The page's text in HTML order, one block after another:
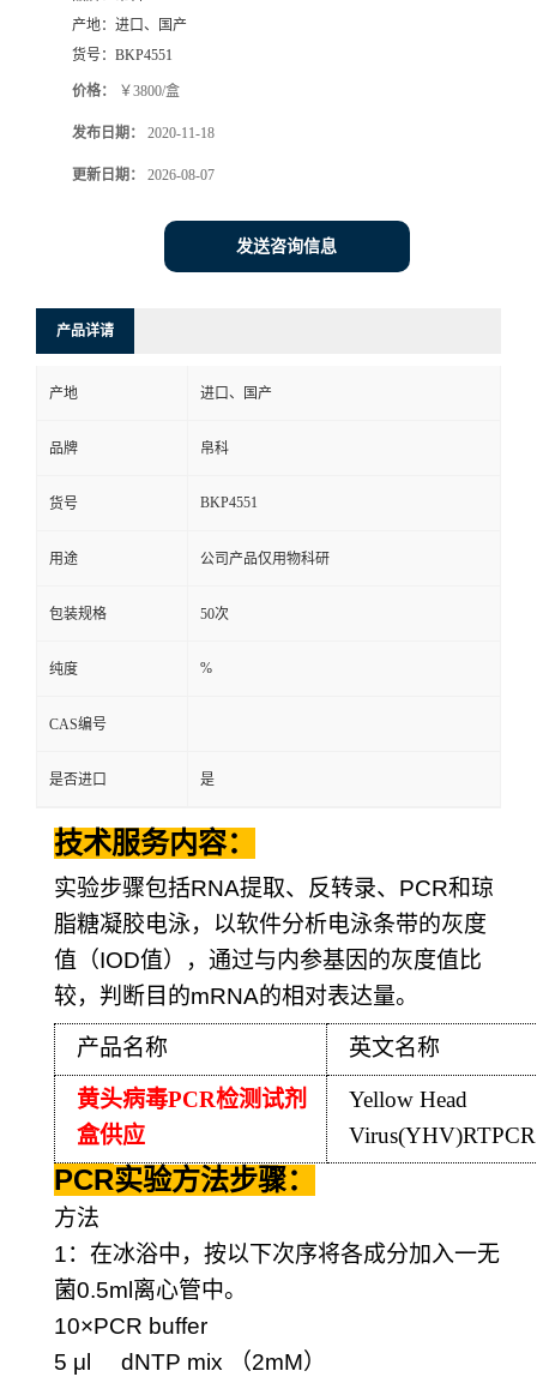
产地： 进口、国产
货号： BKP4551
价格： ￥3800/盒
发布日期： 2020-11-18
更新日期： 2026-08-07
发送咨询信息
产品详请
产地 进口、国产
品牌 帛科
货号 BKP4551
用途 公司产品仅用物科研
包装规格 50次
纯度 %
CAS编号
是否进口 是
技术服务内容：
实验步骤包括RNA提取、反转录、 PCR和琼
脂糖凝胶电泳，以软件分析电泳条带的灰度
值（IOD值），通过与内参基因的灰度值比
较，判断目的mRNA的相对表达量。
产品名称 英文名称
黄头病毒PCR检测试剂
盒供应
Yellow Head
Virus(YHV)RTPCR
PCR实验方法步骤：
方法
1：在冰浴中，按以下次序将各成分加入一无
菌0.5ml 离心管中。
10×PCR buffer
5 μl dNTP mix
（2mM）